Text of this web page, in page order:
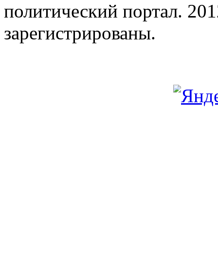
политический портал.
зарегистрированы.